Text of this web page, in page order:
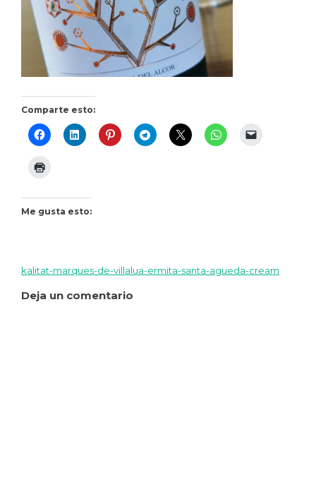
Comparte esto:
Me gusta esto:
Navegación
kalitat-marques-de-villalua-ermita-santa-agueda-cream
Deja un comentario